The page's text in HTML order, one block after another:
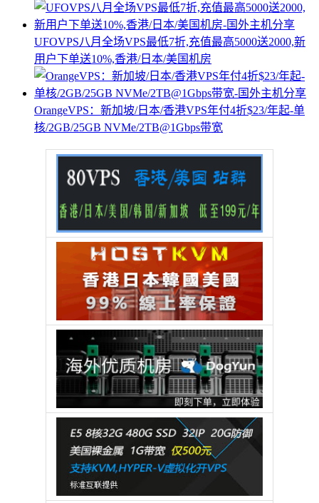
UFOVPS八月全场VPS最低7折,充值最高5000送2000,新
用户下单送10%,香港/日本/美国机房
OrangeVPS：新加坡/日本/香港VPS年付4折$23/年起-单
核/2GB/25GB NVMe/2TB@1Gbps带宽